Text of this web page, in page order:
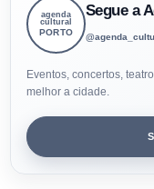
agenda
cultural
PORTO
Segue a
Eventos, concertos,
melhor a cidade.